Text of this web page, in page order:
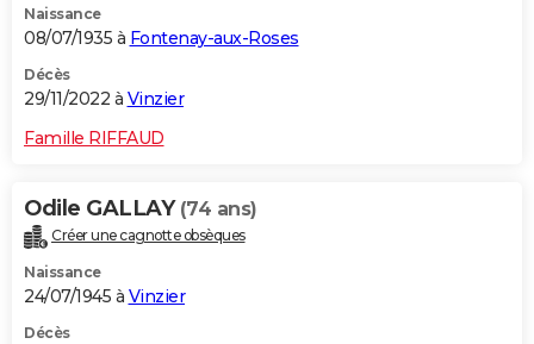
Naissance
08/07/1935 à Fontenay-aux-Roses
Décès
29/11/2022 à Vinzier
Famille RIFFAUD
Odile GALLAY (74 ans)
Créer une cagnotte obsèques
Naissance
24/07/1945 à Vinzier
Décès